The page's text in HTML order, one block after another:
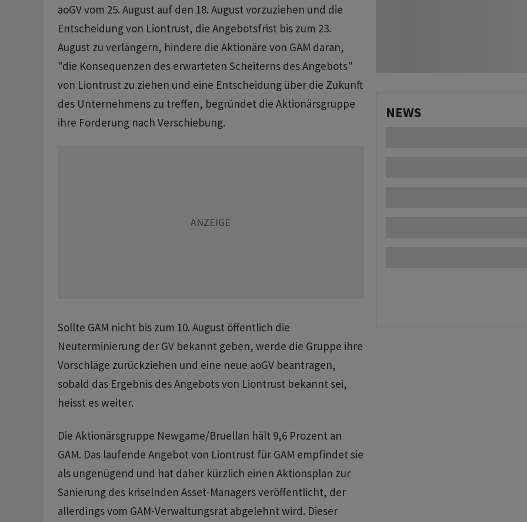
aoGV vom 25. August auf den 18. August vorzuziehen und die
Entscheidung von Liontrust, die Angebotsfrist bis zum 23.
August zu verlängern, hindere die Aktionäre von GAM daran,
"die Konsequenzen des erwarteten Scheiterns des Angebots"
von Liontrust zu ziehen und eine Entscheidung über die Zukunft
des Unternehmens zu treffen, begründet die Aktionärsgruppe
ihre Forderung nach Verschiebung.
Sollte GAM nicht bis zum 10. August öffentlich die
Neuterminierung der GV bekannt geben, werde die Gruppe ihre
Vorschläge zurückziehen und eine neue aoGV beantragen,
sobald das Ergebnis des Angebots von Liontrust bekannt sei,
heisst es weiter.
Die Aktionärsgruppe Newgame/Bruellan hält 9,6 Prozent an
GAM. Das laufende Angebot von Liontrust für GAM empfindet sie
als ungenügend und hat daher kürzlich einen Aktionsplan zur
Sanierung des kriselnden Asset-Managers veröffentlicht, der
allerdings vom GAM-Verwaltungsrat abgelehnt wird. Dieser
NEWS